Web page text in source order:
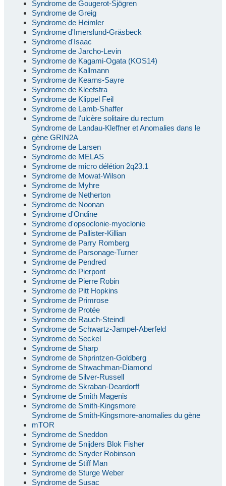
Syndrome de Gougerot-Sjögren
Syndrome de Greig
Syndrome de Heimler
Syndrome d'Imerslund-Gräsbeck
Syndrome d'Isaac
Syndrome de Jarcho-Levin
Syndrome de Kagami-Ogata (KOS14)
Syndrome de Kallmann
Syndrome de Kearns-Sayre
Syndrome de Kleefstra
Syndrome de Klippel Feil
Syndrome de Lamb-Shaffer
Syndrome de l'ulcère solitaire du rectum
Syndrome de Landau-Kleffner et Anomalies dans le
gène GRIN2A
Syndrome de Larsen
Syndrome de MELAS
Syndrome de micro délétion 2q23.1
Syndrome de Mowat-Wilson
Syndrome de Myhre
Syndrome de Netherton
Syndrome de Noonan
Syndrome d'Ondine
Syndrome d'opsoclonie-myoclonie
Syndrome de Pallister-Killian
Syndrome de Parry Romberg
Syndrome de Parsonage-Turner
Syndrome de Pendred
Syndrome de Pierpont
Syndrome de Pierre Robin
Syndrome de Pitt Hopkins
Syndrome de Primrose
Syndrome de Protée
Syndrome de Rauch-Steindl
Syndrome de Schwartz-Jampel-Aberfeld
Syndrome de Seckel
Syndrome de Sharp
Syndrome de Shprintzen-Goldberg
Syndrome de Shwachman-Diamond
Syndrome de Silver-Russell
Syndrome de Skraban-Deardorff
Syndrome de Smith Magenis
Syndrome de Smith-Kingsmore
Syndrome de Smith-Kingsmore-anomalies du gène
mTOR
Syndrome de Sneddon
Syndrome de Snijders Blok Fisher
Syndrome de Snyder Robinson
Syndrome de Stiff Man
Syndrome de Sturge Weber
Syndrome de Susac